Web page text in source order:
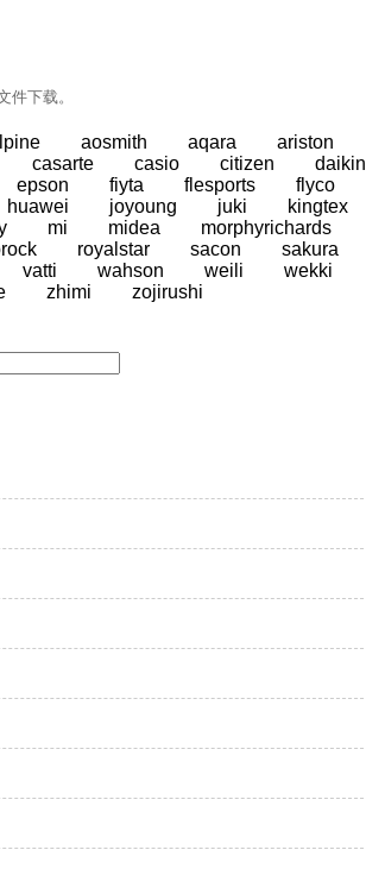
件下载。
aosmith aqara ariston
casarte casio citizen daikin
epson fiyta flesports flyco
huawei joyoung juki kingtex
mi midea morphyrichards
royalstar sacon sakura
vatti wahson weili wekki
zhimi zojirushi